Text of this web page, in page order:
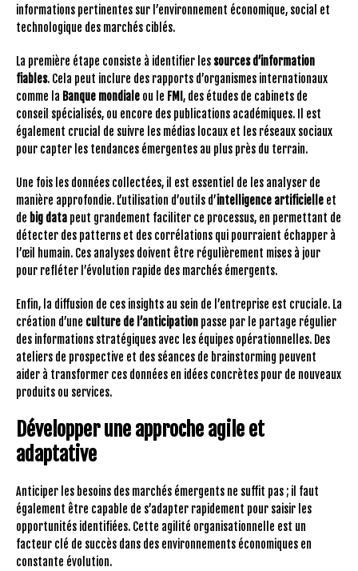
informations pertinentes sur l’environnement économique, social et
technologique des marchés ciblés.
La première étape consiste à identifier les sources d’information
fiables. Cela peut inclure des rapports d’organismes internationaux
comme la Banque mondiale ou le FMI , des études de cabinets de
conseil spécialisés, ou encore des publications académiques. Il est
également crucial de suivre les médias locaux et les réseaux sociaux
pour capter les tendances émergentes au plus près du terrain.
Une fois les données collectées, il est essentiel de les analyser de
manière approfondie. L’utilisation d’outils d’intelligence artificielle et
de big data peut grandement faciliter ce processus, en permettant de
détecter des patterns et des corrélations qui pourraient échapper à
l’œil humain. Ces analyses doivent être régulièrement mises à jour
pour refléter l’évolution rapide des marchés émergents.
Enfin, la diffusion de ces insights au sein de l’entreprise est cruciale. La
création d’une culture de l’anticipation passe par le partage régulier
des informations stratégiques avec les équipes opérationnelles. Des
ateliers de prospective et des séances de brainstorming peuvent
aider à transformer ces données en idées concrètes pour de nouveaux
produits ou services.
Développer une approche agile et
adaptative
Anticiper les besoins des marchés émergents ne suffit pas ; il faut
également être capable de s’adapter rapidement pour saisir les
opportunités identifiées. Cette agilité organisationnelle est un
facteur clé de succès dans des environnements économiques en
constante évolution.